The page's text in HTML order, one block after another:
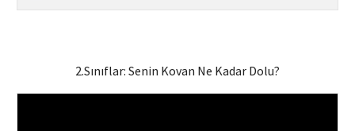
2.Sınıflar: Senin Kovan Ne Kadar Dolu?